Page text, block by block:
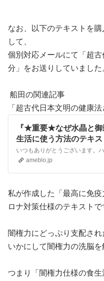
なお、以下のテキストを
して、
個別対応メールにて「超
分」をお送りしていました
船田の関連記事
「超古代日本文明の健康
『★重要★なぜ水晶と御
生活に使う方法のテキ
るのか！？』
ameblo.jp
私が作成した
「最高に免
ロナ対策仕様のテキストで
闇権力にどっぷり支配され
いかにして闇権力の洗脳
つまり「闇権力仕様の食